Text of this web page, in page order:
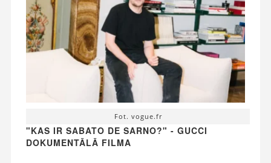
Fot. vogue.fr
"KAS IR SABATO DE SARNO?" - GUCCI
DOKUMENTĀLĀ FILMA